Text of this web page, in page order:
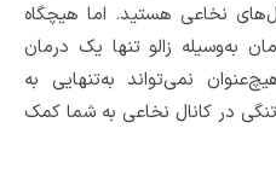
نخاعی هستید. اما هیچگاه
به‌وسیله زالو تنها یک درمان
نمی‌تواند به‌تنهایی به
در کانال نخاعی به شما کمک